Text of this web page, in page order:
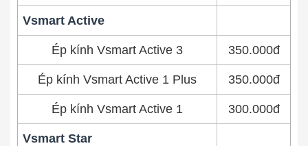
Vsmart Active
Ép kính Vsmart Active 3 350.000đ
Ép kính Vsmart Active 1 Plus 350.000đ
Ép kính Vsmart Active 1 300.000đ
Vsmart Star